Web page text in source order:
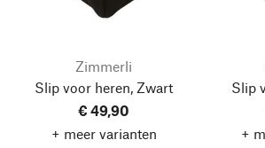
Zimmerli
Slip voor heren, Zwart
€ 49,90
+ meer varianten
Slip
+